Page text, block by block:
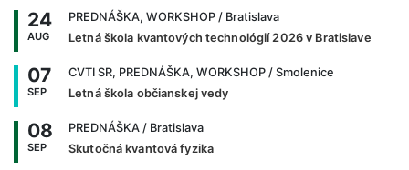
24
AUG
PREDNÁŠKA, WORKSHOP / Bratislava
Letná škola kvantových technológií 2026 v Bratislave
07
SEP
CVTI SR, PREDNÁŠKA, WORKSHOP / Smolenice
Letná škola občianskej vedy
08
SEP
PREDNÁŠKA / Bratislava
Skutočná kvantová fyzika